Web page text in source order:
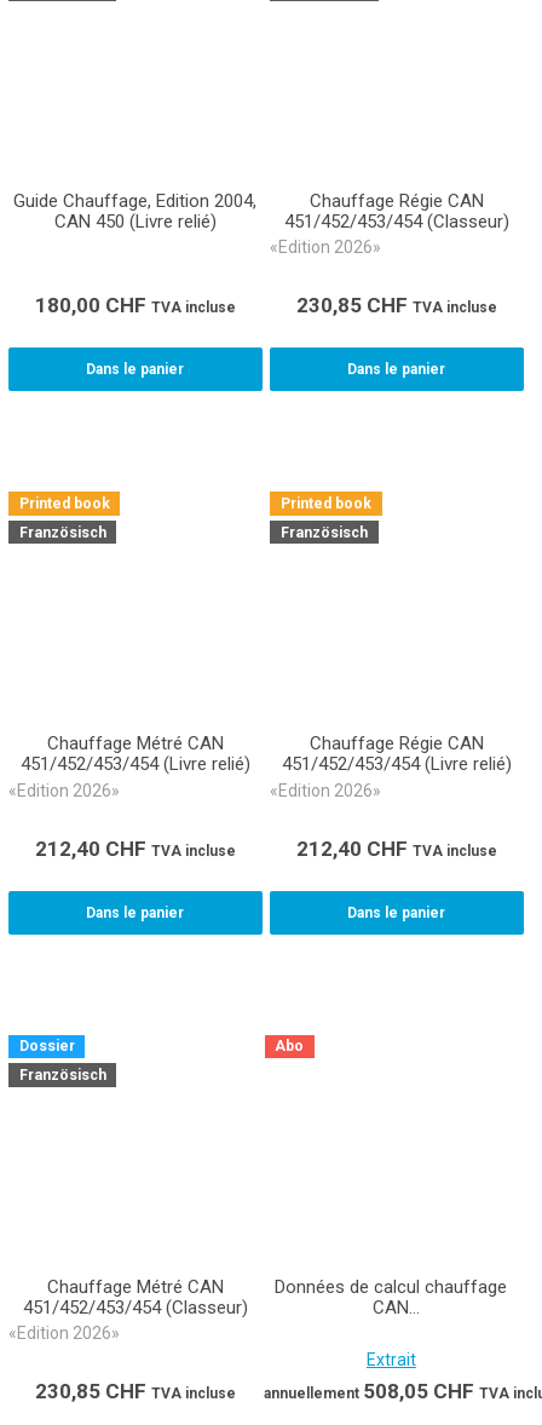
Guide Chauffage, Edition 2004,
CAN 450 (Livre relié)
180,00 CHF TVA incluse
Dans le panier
Chauffage Régie CAN
451/452/453/454 (Classeur)
«Edition 2026»
230,85 CHF TVA incluse
Dans le panier
Printed book
Französisch
Chauffage Métré CAN
451/452/453/454 (Livre relié)
«Edition 2026»
212,40 CHF TVA incluse
Dans le panier
Printed book
Französisch
Chauffage Régie CAN
451/452/453/454 (Livre relié)
«Edition 2026»
212,40 CHF TVA incluse
Dans le panier
Dossier
Französisch
Chauffage Métré CAN
451/452/453/454 (Classeur)
«Edition 2026»
230,85 CHF TVA incluse
Abo
Données de calcul chauffage
CAN
Extrait
annuellement 508,05 CHF TVA